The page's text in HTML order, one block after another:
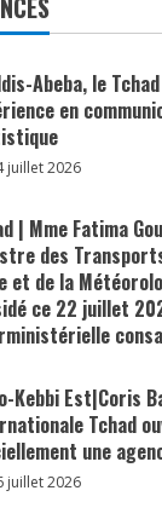
2026
Abeba, le
en
juillet 2026
| Mme Fatima
des
et de la
ce 22 juillet
Déby Itno,
d’entrée au
des
juillet 2026
Kebbi Est|Coris
Tchad
une
juillet 2026